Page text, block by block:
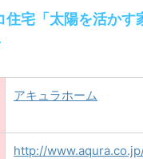
住宅「太陽を活か
アキュラホーム
http://